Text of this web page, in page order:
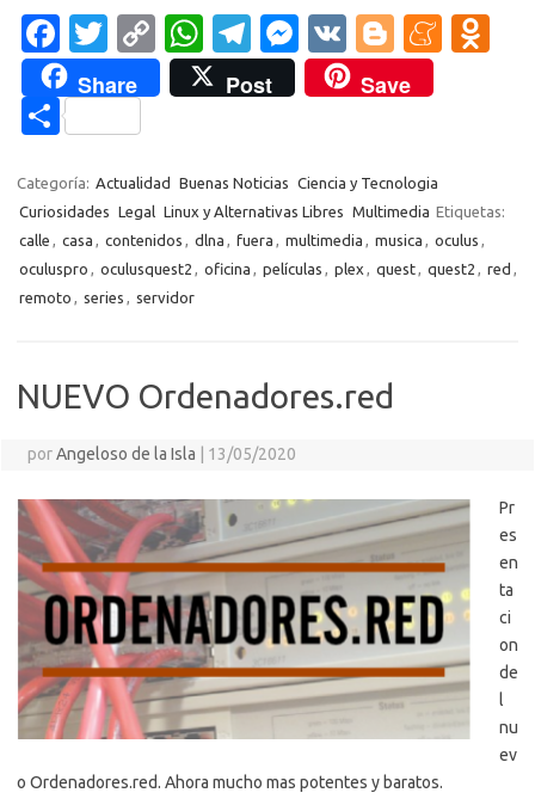
Fa
c
e
b
o
o
k
T
w
it
te
r
C
o
p
Li
n
k
W
h
at
A
p
p
T
el
e
a
m
M
es
se
g
er
V
K
Bl
o
g
er
M
m
e
as
sn
Share Post Save
C
m
p
ar
ti
Categoría: Actualidad Buenas Noticias Ciencia y Tecnologia
Curiosidades Legal Linux y Alternativas Libres Multimedia Etiquetas:
calle , casa , contenidos , dlna , fuera , multimedia , musica , oculus ,
oculuspro , oculusquest2 , oficina , películas , plex , quest, quest2 , red ,
remoto , series , servidor
NUEVO Ordenadores.red
porAngeloso de la Isla 13/05/2020
Pr
es
en
ta
ci
on
de
l
nu
ev
o Ordenadores.red. Ahora mucho mas potentes y baratos.